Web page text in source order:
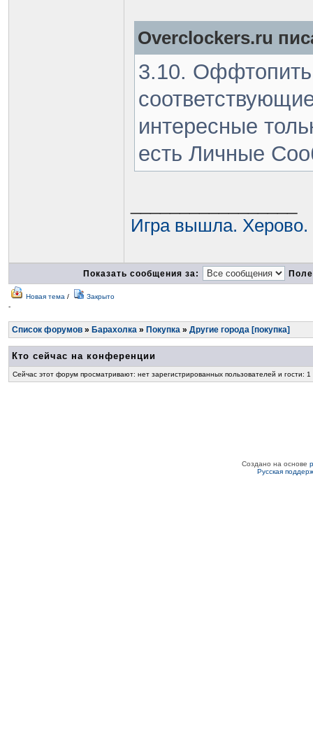
Overclockers.ru
3.10. Оффтопить
интересные
есть Личные
Игра вышла. Херово.
Показать сообщения за:
Новая тема /
Закрыто
-
Список форумов » Барахолка » Покупка » Другие города [покупка]
Кто сейчас на конференции
Сейчас этот форум просматривают: нет зарегистрированных пользователей и гости: 1
Создано на основе
Русская